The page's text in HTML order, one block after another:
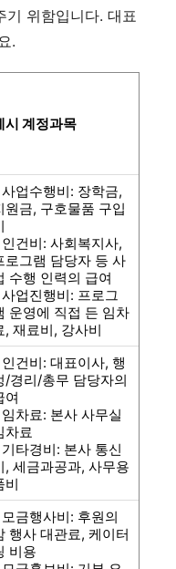
기 위함입니다. 대표
.
시 계정과목
업수행비: 장학금,
원금, 구호물품 구입
건비: 사회복지사,
로그램 담당자 등 사
수행 인력의 급여
사업진행비: 프로그
운영에 직접 든 임차
, 재료비, 강사비
건비: 대표이사, 행
/경리/총무 담당자의
여
차료: 본사 사무실
차료
기타경비: 본사 통신
, 세금과공과, 사무용
비
금행사비: 후원의
행사 대관료, 케이터
비용